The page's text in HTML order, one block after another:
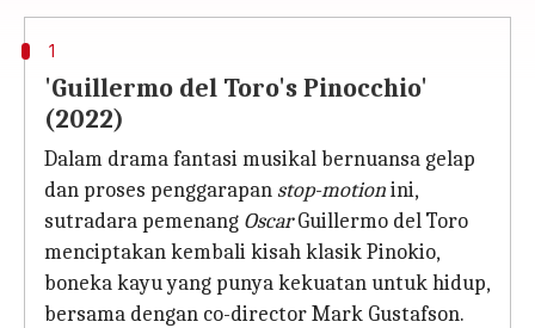
1
'Guillermo del Toro's Pinocchio'
(2022)
Dalam drama fantasi musikal bernuansa gelap
dan proses penggarapan stop-motionini,
sutradara pemenang OscarGuillermo del Toro
menciptakan kembali kisah klasik Pinokio,
boneka kayu yang punya kekuatan untuk hidup,
bersama dengan co-director Mark Gustafson.